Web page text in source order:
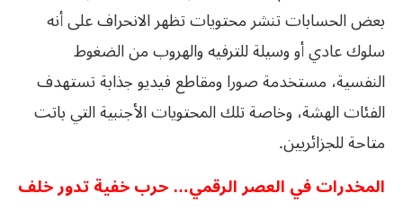
بعض الحسابات تنشر محتويات تظهر الانحراف على أنه
سلوك عادي أو وسيلة للترفيه والهروب من الضغوط
النفسية، مستخدمة صورا ومقاطع فيديو جذابة تستهدف
الفئات الهشة، وخاصة تلك المحتويات الأجنبية التي باتت
متاحة للجزائريين.
المخدرات في العصر الرقمي… حرب خفية تدور خلف